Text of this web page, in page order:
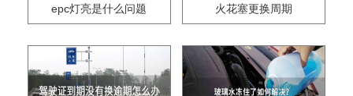
epc灯亮是什么问题 火花塞更换周期